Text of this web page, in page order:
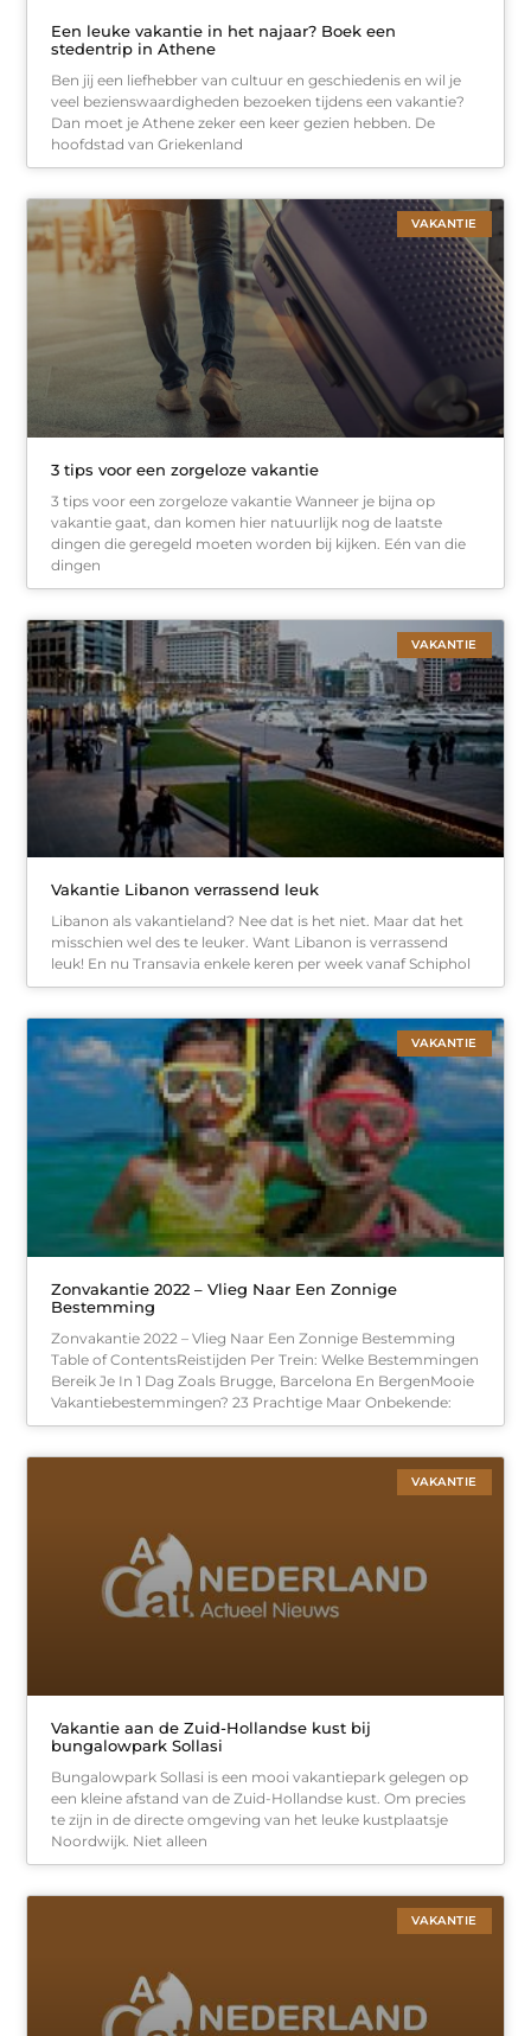
Een leuke vakantie in het najaar? Boek een
stedentrip in Athene
Ben jij een liefhebber van cultuur en geschiedenis en wil je
veel bezienswaardigheden bezoeken tijdens een vakantie?
Dan moet je Athene zeker een keer gezien hebben. De
hoofdstad van Griekenland
VAKANTIE
3 tips voor een zorgeloze vakantie
3 tips voor een zorgeloze vakantie Wanneer je bijna op
vakantie gaat, dan komen hier natuurlijk nog de laatste
dingen die geregeld moeten worden bij kijken. Eén van die
dingen
VAKANTIE
Vakantie Libanon verrassend leuk
Libanon als vakantieland? Nee dat is het niet. Maar dat het
misschien wel des te leuker. Want Libanon is verrassend
leuk! En nu Transavia enkele keren per week vanaf Schiphol
VAKANTIE
Zonvakantie 2022 – Vlieg Naar Een Zonnige
Bestemming
Zonvakantie 2022 – Vlieg Naar Een Zonnige Bestemming
Table of ContentsReistijden Per Trein: Welke Bestemmingen
Bereik Je In 1 Dag Zoals Brugge, Barcelona En BergenMooie
Vakantiebestemmingen? 23 Prachtige Maar Onbekende:
VAKANTIE
Vakantie aan de Zuid-Hollandse kust bij
bungalowpark Sollasi
Bungalowpark Sollasi is een mooi vakantiepark gelegen op
een kleine afstand van de Zuid-Hollandse kust. Om precies
te zijn in de directe omgeving van het leuke kustplaatsje
Noordwijk. Niet alleen
VAKANTIE